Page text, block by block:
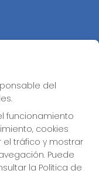
- RECEPTOR
del
funcionamiento
cookies
tráfico y mostrar
Puede
la Política de